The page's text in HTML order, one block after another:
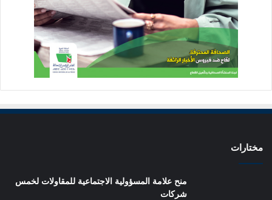
مختارات
منح علامة المسؤولية الاجتماعية للمقاولات لخمس
شركات